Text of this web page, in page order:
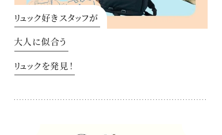
リュック好きスタッフが
大人に似合う
リュックを発見！